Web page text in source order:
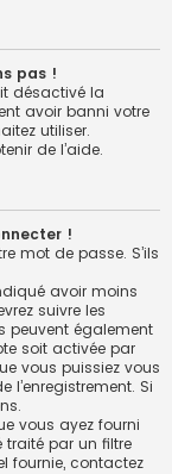
pas !
désactivé la
avoir banni votre
utiliser.
de l’aide.
!
mot de passe. S’ils
avoir moins
suivre les
peuvent également
soit activée par
vous puissiez vous
l’enregistrement. Si
vous ayez fourni
traité par un filtre
fournie, contactez